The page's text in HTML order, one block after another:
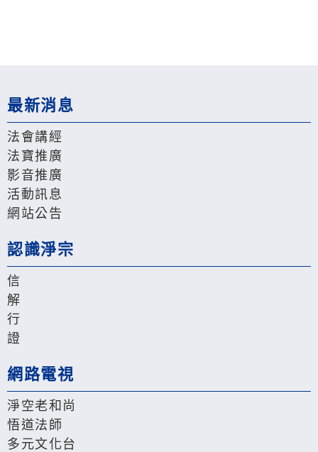
最新消息
法會講經
法寶推廣
影音推廣
活動訊息
網站公告
認識淨宗
信
解
行
證
網路電視
淨空老和尚
悟道法師
多元文化台